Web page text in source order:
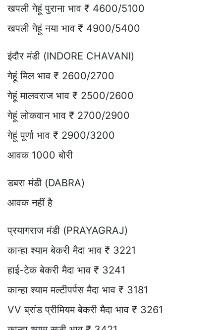
खपली गेहूं पुराना भाव ₹ 4600/5100
खपली गेहूं नया भाव ₹ 4900/5400
इंदौर मंडी (INDORE CHAVANI)
गेहूं मिल भाव ₹ 2600/2700
गेहूं मालवराज भाव ₹ 2500/2600
गेहूं लोकवान भाव ₹ 2700/2900
गेहूं पूर्णा भाव ₹ 2900/3200
आवक 1000 बोरी
डबरा मंडी (DABRA)
आवक नहीं है
प्रयागराज मंडी (PRAYAGRAJ)
कान्हा श्याम बेकरी मैदा भाव ₹ 3221
हाई-टेक बेकरी मैदा भाव ₹ 3241
कान्हा श्याम मल्टीपर्पस मैदा भाव ₹ 3181
VV ब्रांड प्रीमियम बेकरी मैदा भाव ₹ 3261